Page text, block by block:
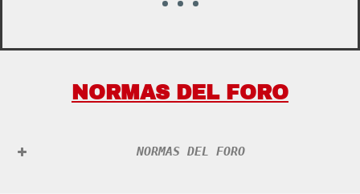
NORMAS DEL FORO
NORMAS DEL FORO